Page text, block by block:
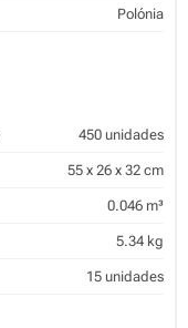
Polónia
450 unidades
55 x 26 x 32 cm
0.046 m³
5.34 kg
15 unidades